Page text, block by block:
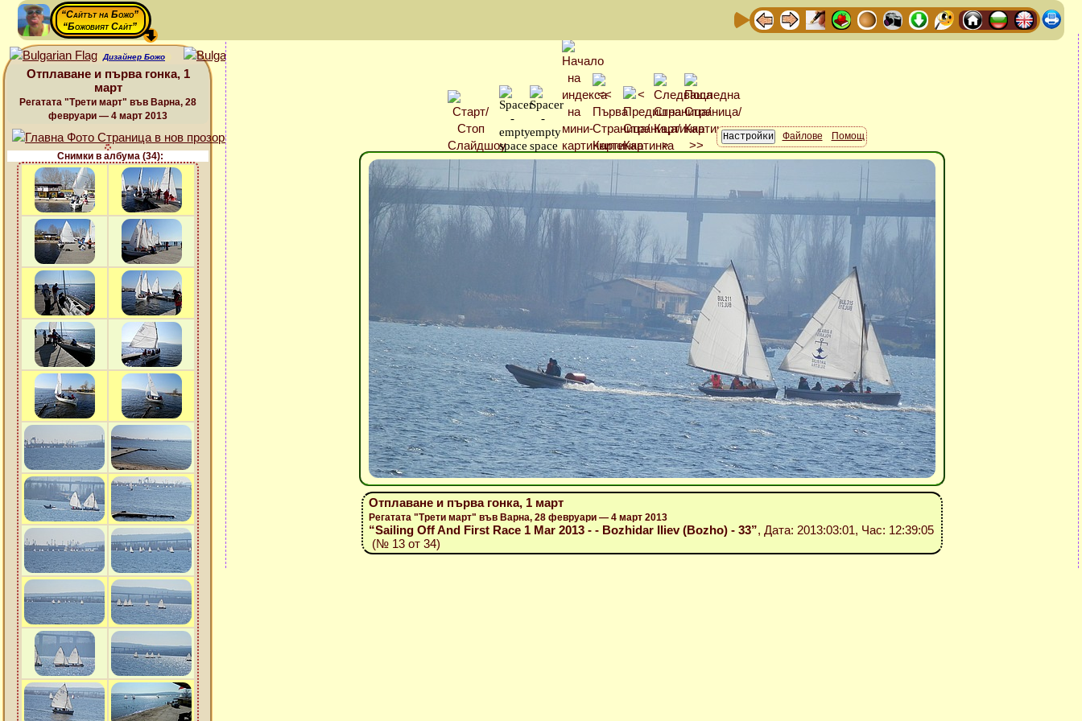
“Сайтът на Божо”
“Божовият Сайт”
Дизайнер Божо
Отплаване и първа гонка, 1
март
Регатата "Трети март" във Варна, 28
февруари — 4 март 2013
Снимки в албума (34):
Файлове Помощ
Отплаване и първа гонка, 1 март
Регатата "Трети март" във Варна, 28 февруари — 4 март 2013
“Sailing Off And First Race 1 Mar 2013 - - Bozhidar Iliev (Bozho) - 33”, Дата: 2013:03:01, Час: 12:39:05
(№ 13 от 34)